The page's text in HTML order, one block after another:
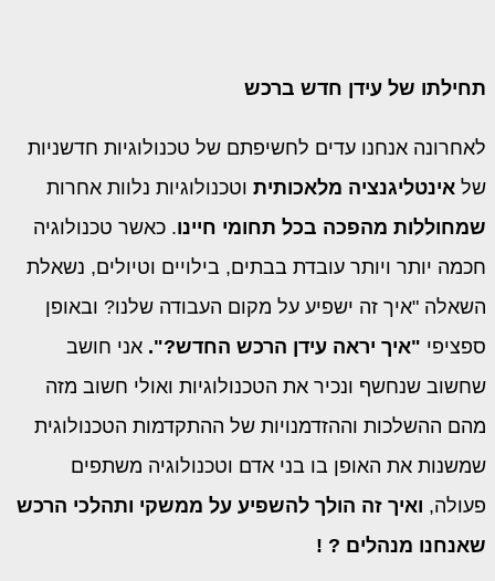
תחילתו של עידן חדש ברכש
לאחרונה אנחנו עדים לחשיפתם של טכנולוגיות חדשניות
של אינטליגנציה מלאכותית וטכנולוגיות נלוות אחרות
שמחוללות מהפכה בכל תחומי חיינו. כאשר טכנולוגיה
חכמה יותר ויותר עובדת בבתים, בילויים וטיולים, נשאלת
השאלה "איך זה ישפיע על מקום העבודה שלנו? ובאופן
ספציפי "איך יראה עידן הרכש החדש?". אני חושב
שחשוב שנחשף ונכיר את הטכנולוגיות ואולי חשוב מזה
מהם ההשלכות וההזדמנויות של ההתקדמות הטכנולוגית
שמשנות את האופן בו בני אדם וטכנולוגיה משתפים
פעולה, ואיך זה הולך להשפיע על ממשקי ותהלכי הרכש
שאנחנו מנהלים ? !